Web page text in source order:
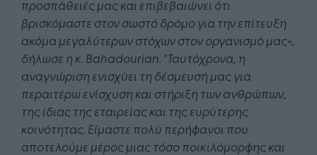
προσπάθειές μας και επιβεβαιώνει ότι
βρισκόμαστε στον σωστό δρόμο για την επίτευξη
ακόμα μεγαλύτερων στόχων στον οργανισμό μας»,
δήλωσε η κ. Bahadourian. "Ταυτόχρονα, η
αναγνώριση ενισχύει τη δέσμευσή μας για
περαιτέρω ενίσχυση και στήριξη των ανθρώπων,
της ίδιας της εταιρείας και της ευρύτερης
κοινότητας. Είμαστε πολύ περήφανοι που
αποτελούμε μέρος μιας τόσο ποικιλόμορφης και